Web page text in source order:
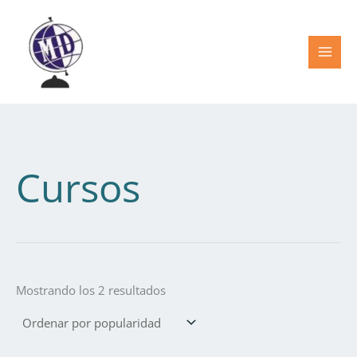
contenido
Cursos
Mostrando los 2 resultados